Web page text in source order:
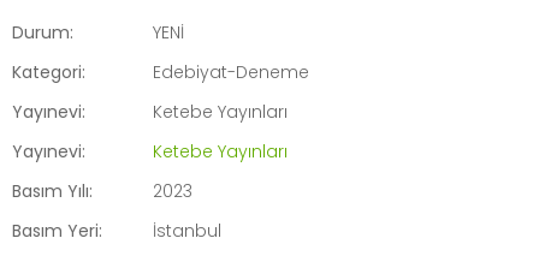
Durum:
YENİ
Kategori:
Edebiyat-Deneme
Yayınevi:
Ketebe Yayınları
Yayınevi:
Ketebe Yayınları
Basım Yılı:
2023
Basım Yeri:
İstanbul